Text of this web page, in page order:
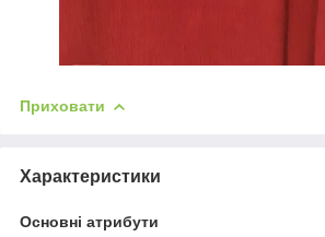
Приховати
Характеристики
Основні атрибути